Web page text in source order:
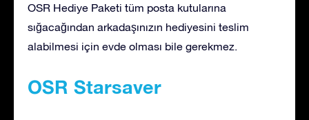
OSR Hediye Paketi tüm posta kutularına
sığacağından arkadaşınızın hediyesini teslim
alabilmesi için evde olması bile gerekmez.
OSR Starsaver